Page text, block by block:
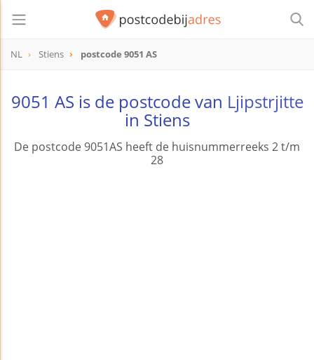
NL Stiens postcode 9051 AS
9051 AS is de postcode van Ljipstrjitte
in Stiens
De postcode 9051AS heeft de huisnummerreeks 2 t/m
28